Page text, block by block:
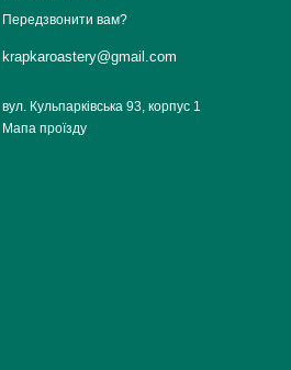
Передзвонити вам?
krapkaroastery@gmail.com
вул. Кульпарківська 93, корпус 1
Мапа проїзду